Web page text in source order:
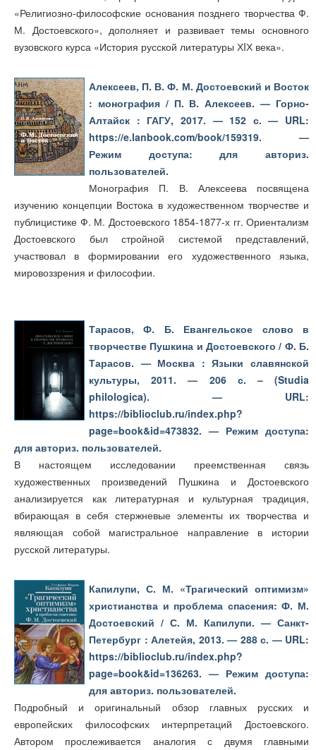
«Религиозно-философские основания позднего творчества Ф.
М. Достоевского», дополняет и развивает темы основного
вузовского курса «История русской литературы ХIХ века».
Алексеев, П. В. Ф. М. Достоевский и Восток
: монография / П. В. Алексеев. — Горно-
Алтайск : ГАГУ, 2017. — 152 с. — URL:
https://e.lanbook.com/book/159319. —
Режим доступа: для авториз.
пользователей.
Монография П. В. Алексеева посвящена
изучению концепции Востока в художественном творчестве и
публицистике Ф. М. Достоевского 1854-1877-х гг. Ориентализм
Достоевского был стройной системой представлений,
участвовал в формировании его художественного языка,
мировоззрения и философии.
Тарасов, Ф. Б. Евангельское слово в
творчестве Пушкина и Достоевского / Ф. Б.
Тарасов. — Москва : Языки славянской
культуры, 2011. — 206 с. – (Studia
philologica). — URL:
https://biblioclub.ru/index.php?
page=book&id=473832. — Режим доступа:
для авториз. пользователей.
В настоящем исследовании преемственная связь
художественных произведений Пушкина и Достоевского
анализируется как литературная и культурная традиция,
вбирающая в себя стержневые элементы их творчества и
являющая собой магистральное направление в истории
русской литературы.
Капилупи, С. М. «Трагический оптимизм»
христианства и проблема спасения: Ф. М.
Достоевский / С. М. Капилупи. — Санкт-
Петербург : Алетейя, 2013. — 288 с. — URL:
https://biblioclub.ru/index.php?
page=book&id=136263. — Режим доступа:
для авториз. пользователей.
Подробный и оригинальный обзор главных русских и
европейских философских интерпретаций Достоевского.
Автором прослеживается аналогия с двумя главными